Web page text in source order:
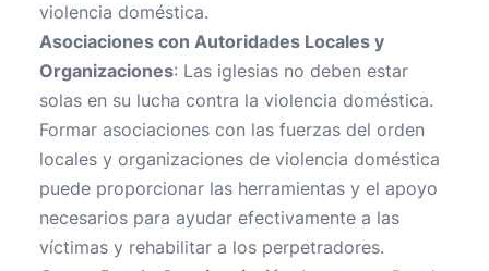
violencia doméstica.
Asociaciones con Autoridades Locales y
Organizaciones: Las iglesias no deben estar
solas en su lucha contra la violencia doméstica.
Formar asociaciones con las fuerzas del orden
locales y organizaciones de violencia doméstica
puede proporcionar las herramientas y el apoyo
necesarios para ayudar efectivamente a las
víctimas y rehabilitar a los perpetradores.